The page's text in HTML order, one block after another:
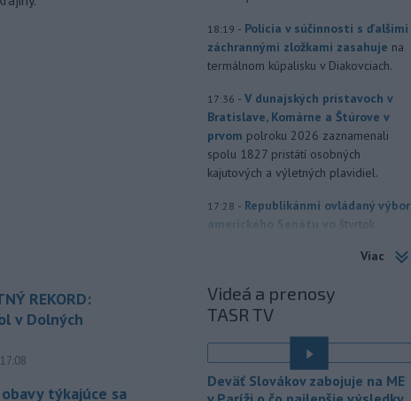
REKORD:
v Dolných
týkajúce sa
18:19 - Polícia v súčinnosti s ďalšími
záchrannými zložkami zasahuje na
termálnom kúpalisku v Diakovciach.
17:36 - V dunajských prístavoch v
Bratislave, Komárne a Štúrove v
prvom polroku 2026 zaznamenali
spolu 1827 pristátí osobných
kajutových a výletných plavidiel.
17:28 - Republikánmi ovládaný výbor
amerického Senátu vo
štvrtok
17:14 - Jemenskí povstalci húsíovia
útokoch zabili najmenej 38
príslušníkov vládnych síl a ďalších 29
zranili, uviedli pre agentúru AFP
Viac
Videá a prenosy
TASR TV
Deväť Slovákov zabojuje na ME